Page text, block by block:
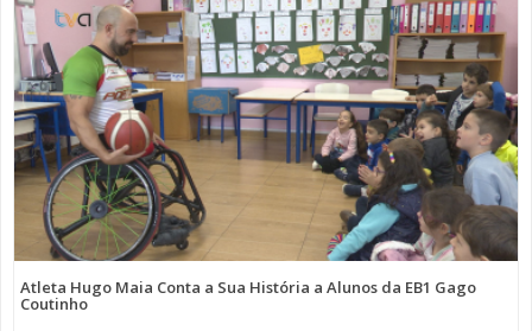
Atleta Hugo Maia Conta a Sua História a Alunos da EB1 Gago
Coutinho